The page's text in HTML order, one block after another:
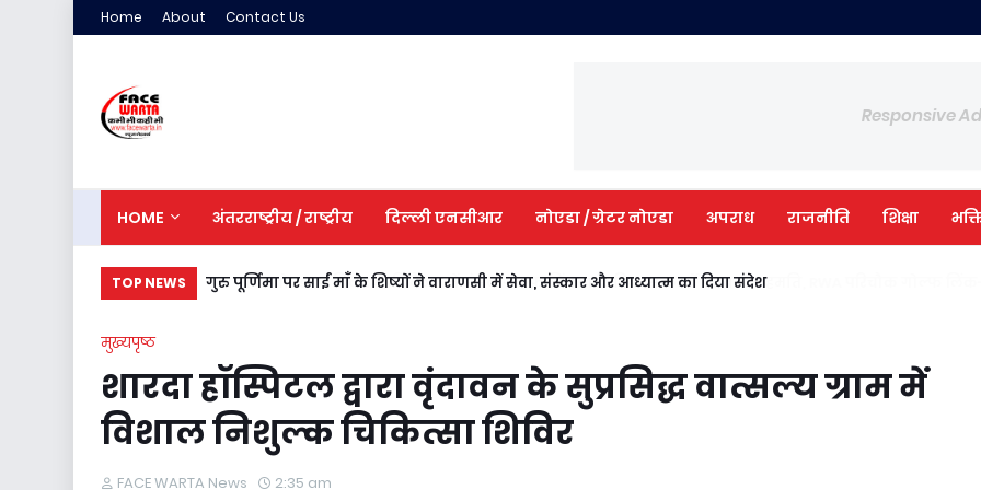
Home About Contact Us
Responsive
HOME अंतरराष्ट्रीय / राष्ट्रीय दिल्ली एनसीआर नोएडा / ग्रेटर नोएडा अपराध राजनीति शिक्षा
TOP NEWS गुरु पूर्णिमा पर साईं माँ के शिष्यों ने वाराणसी में सेवा, संस्कार और आध्यात्म का दिया संदेश
मुख्यपृष्ठ
शारदा हॉस्पिटल द्वारा वृंदावन के सुप्रसिद्ध वात्सल्य ग्राम में
विशाल निशुल्क चिकित्सा शिविर
FACE WARTA News 2:35 am